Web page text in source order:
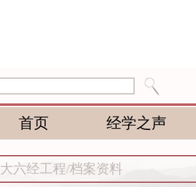
首页 经学之声
大六经工程/档案资料